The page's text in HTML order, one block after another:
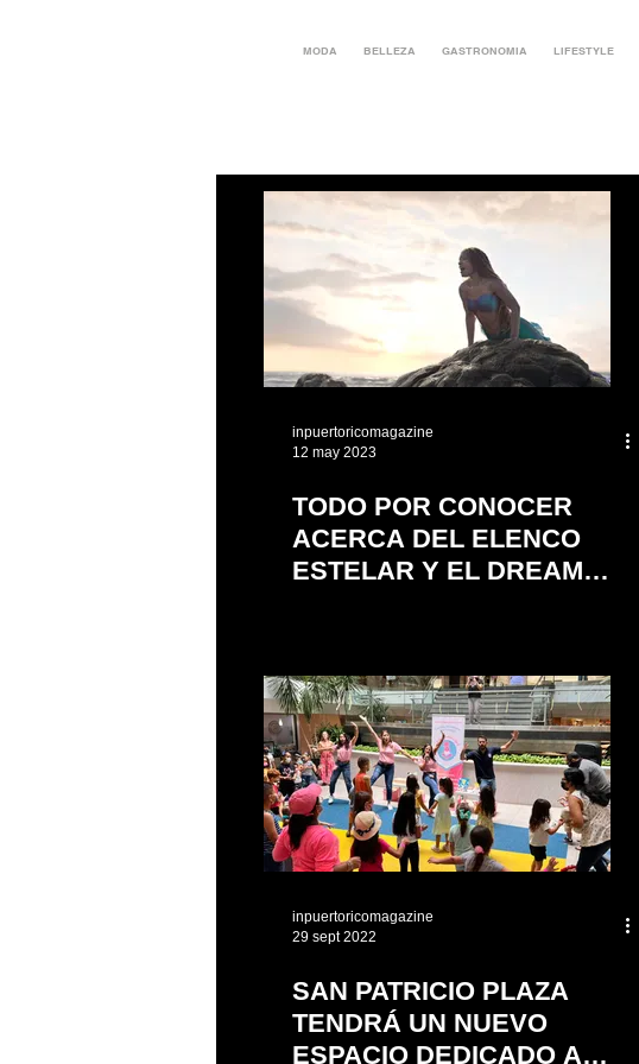
MODA BELLEZA GASTRONOMIA LIFESTYLE
inpuertoricomagazine
12 may 2023
TODO POR CONOCER
ACERCA DEL ELENCO
ESTELAR Y EL DREAM
inpuertoricomagazine
29 sept 2022
SAN PATRICIO PLAZA
TENDRÁ UN NUEVO
ESPACIO DEDICADO A